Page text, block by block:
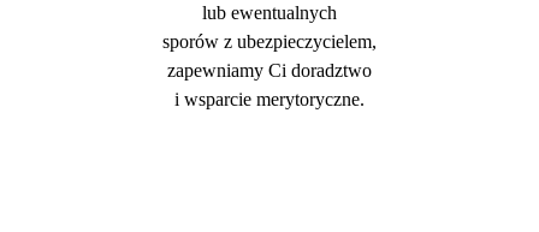
lub ewentualnych
sporów z ubezpieczycielem,
zapewniamy Ci doradztwo
i wsparcie merytoryczne.